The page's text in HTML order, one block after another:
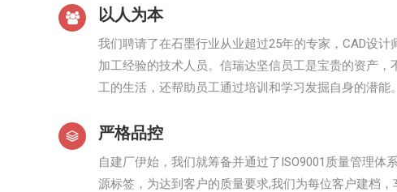
以人为本
我们聘请了在石墨行业从业超过25年的专家，CAD设计
加工经验的技术人员。信瑞达坚信员工是宝贵的资产，
工的生活，还帮助员工通过培训和学习发掘自身的潜能。
严格品控
自建厂伊始，我们就筹备并通过了ISO9001质量管理体
源标签，为达到客户的质量要求,我们为每位客户建档